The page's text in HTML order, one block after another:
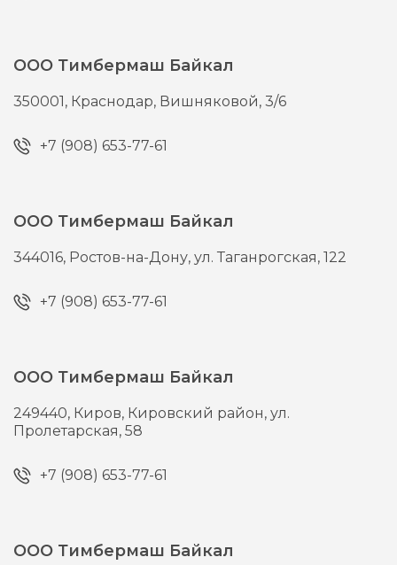
ООО Тимбермаш Байкал
350001, Краснодар, Вишняковой, 3/6
+7 (908) 653-77-61
ООО Тимбермаш Байкал
344016, Ростов-на-Дону,ул. Таганрогская, 122
+7 (908) 653-77-61
ООО Тимбермаш Байкал
249440, Киров, Кировский район, ул.
Пролетарская, 58
+7 (908) 653-77-61
ООО Тимбермаш Байкал